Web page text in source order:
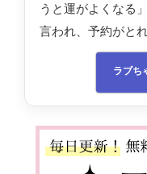
うと運がよくなる
言われ、予約がと
ラブち